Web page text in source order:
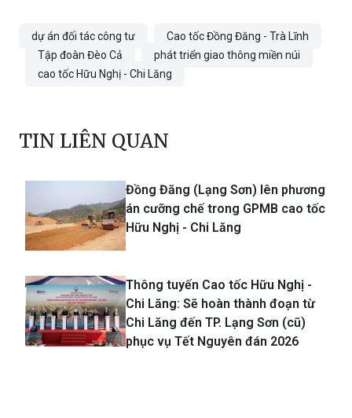
dự án đối tác công tư
Cao tốc Đồng Đăng - Trà Lĩnh
Tập đoàn Đèo Cả
phát triển giao thông miền núi
cao tốc Hữu Nghị - Chi Lăng
TIN LIÊN QUAN
Đồng Đăng (Lạng Sơn) lên phương
án cưỡng chế trong GPMB cao tốc
Hữu Nghị - Chi Lăng
Thông tuyến Cao tốc Hữu Nghị -
Chi Lăng: Sẽ hoàn thành đoạn từ
Chi Lăng đến TP. Lạng Sơn (cũ)
phục vụ Tết Nguyên đán 2026